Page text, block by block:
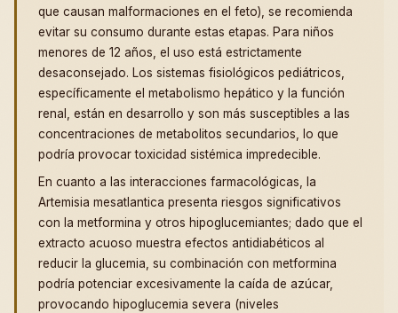
que causan malformaciones en el feto), se recomienda
evitar su consumo durante estas etapas. Para niños
menores de 12 años, el uso está estrictamente
desaconsejado. Los sistemas fisiológicos pediátricos,
específicamente el metabolismo hepático y la función
renal, están en desarrollo y son más susceptibles a las
concentraciones de metabolitos secundarios, lo que
podría provocar toxicidad sistémica impredecible.
En cuanto a las interacciones farmacológicas, la
Artemisia mesatlantica presenta riesgos significativos
con la metformina y otros hipoglucemiantes; dado que el
extracto acuoso muestra efectos antidiabéticos al
reducir la glucemia, su combinación con metformina
podría potenciar excesivamente la caída de azúcar,
provocando hipoglucemia severa (niveles